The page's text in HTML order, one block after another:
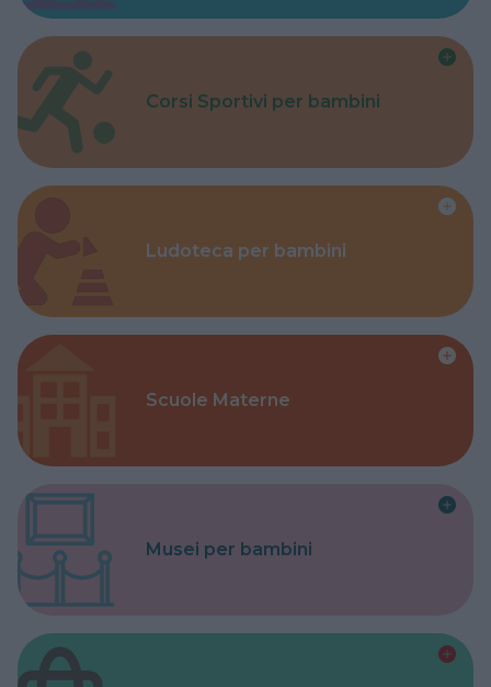
Corsi Sportivi per bambini
Ludoteca per bambini
Scuole Materne
Musei per bambini